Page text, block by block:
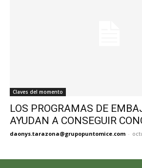
Claves del momento
LOS PROGRAMAS DE
AYUDAN A CONSEGUIR
daonys.tarazona@grupopuntomice.com -